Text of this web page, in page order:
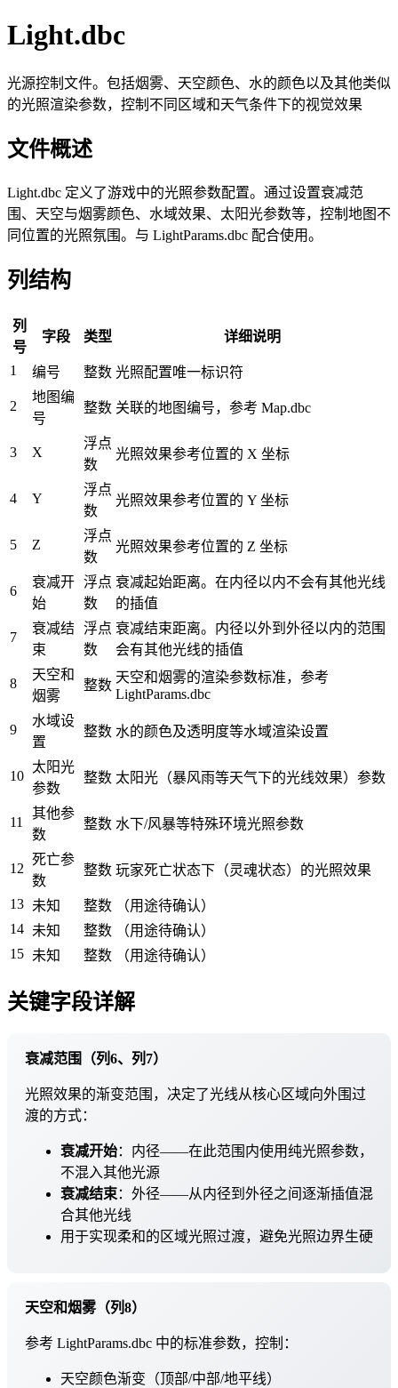
Light.dbc
光源控制文件。包括烟雾、天空颜色、水的颜色以及其他类似
的光照渲染参数，控制不同区域和天气条件下的视觉效果
文件概述
Light.dbc 定义了游戏中的光照参数配置。通过设置衰减范
围、天空与烟雾颜色、水域效果、太阳光参数等，控制地图不
同位置的光照氛围。与 LightParams.dbc 配合使用。
列结构
列
号
字段 类型 详细说明
1 编号 整数 光照配置唯一标识符
2
地图编
号
整数 关联的地图编号，参考 Map.dbc
3 X
浮点
数
光照效果参考位置的 X 坐标
4 Y
浮点
数
光照效果参考位置的 Y 坐标
5 Z
浮点
数
光照效果参考位置的 Z 坐标
6
衰减开
始
浮点
数
衰减起始距离。在内径以内不会有其他光线
的插值
7
衰减结
束
浮点
数
衰减结束距离。内径以外到外径以内的范围
会有其他光线的插值
8
天空和
烟雾
整数
天空和烟雾的渲染参数标准，参考
LightParams.dbc
9
水域设
置
整数 水的颜色及透明度等水域渲染设置
10
太阳光
参数
整数 太阳光（暴风雨等天气下的光线效果）参数
11
其他参
数
整数 水下/风暴等特殊环境光照参数
12
死亡参
数
整数 玩家死亡状态下（灵魂状态）的光照效果
13 未知 整数
（用途待确认）
14 未知 整数
（用途待确认）
15 未知 整数 （用途待确认）
关键字段详解
衰减范围（列6、列7）
光照效果的渐变范围，决定了光线从核心区域向外围过
渡的方式：
衰减开始：内径——在此范围内使用纯光照参数，
不混入其他光源
衰减结束：外径——从内径到外径之间逐渐插值混
合其他光线
用于实现柔和的区域光照过渡，避免光照边界生硬
天空和烟雾（列8）
参考 LightParams.dbc 中的标准参数，控制：
天空颜色渐变（顶部/中部/地平线）